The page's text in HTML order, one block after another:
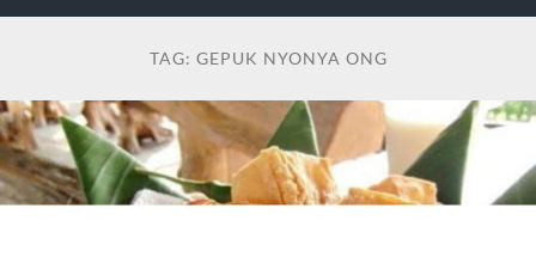
TAG: GEPUK NYONYA ONG